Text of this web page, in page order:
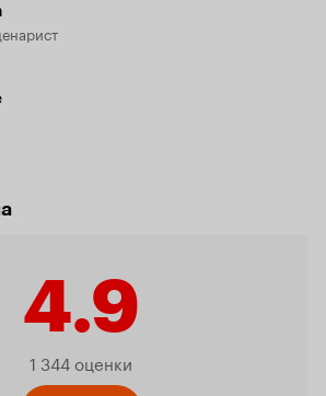
4.9
Рейтинг
1 344 оценки